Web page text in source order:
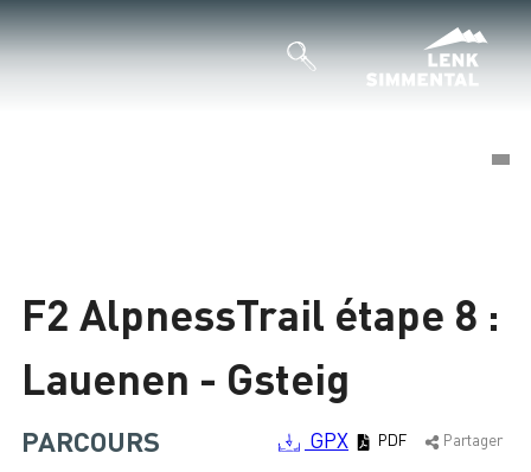
F2 AlpnessTrail étape 8 :
Lauenen - Gsteig
PARCOURS GPX PDF Partager